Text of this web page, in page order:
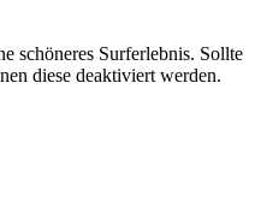
schöneres Surferlebnis. Sollte
diese deaktiviert werden.